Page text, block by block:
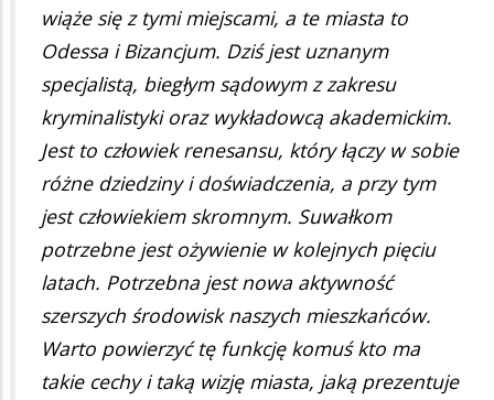
wiąże się z tymi miejscami, a te miasta to
Odessa i Bizancjum. Dziś jest uznanym
specjalistą, biegłym sądowym z zakresu
kryminalistyki oraz wykładowcą akademickim.
Jest to człowiek renesansu, który łączy w sobie
różne dziedziny i doświadczenia, a przy tym
jest człowiekiem skromnym. Suwałkom
potrzebne jest ożywienie w kolejnych pięciu
latach. Potrzebna jest nowa aktywność
szerszych środowisk naszych mieszkańców.
Warto powierzyć tę funkcję komuś kto ma
takie cechy i taką wizję miasta, jaką prezentuje